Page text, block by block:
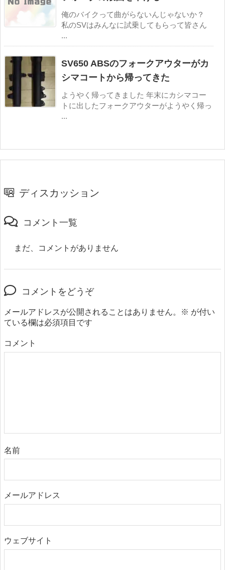
俺のバイクって曲がらないんじゃないか？
私のSVはみんなに試乗してもらって皆さん
...
SV650 ABSのフォークアウターがカ
シマコートから帰ってきた
ようやく帰ってきました 年末にカシマコー
トに出したフォークアウターがようやく帰っ
...
ディスカッション
コメント一覧
まだ、コメントがありません
コメントをどうぞ
メールアドレスが公開されることはありません。 ※ が付い
ている欄は必須項目です
コメント
名前
メールアドレス
ウェブサイト